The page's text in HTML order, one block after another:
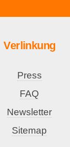
Verlinkung
Press
FAQ
Newsletter
Sitemap